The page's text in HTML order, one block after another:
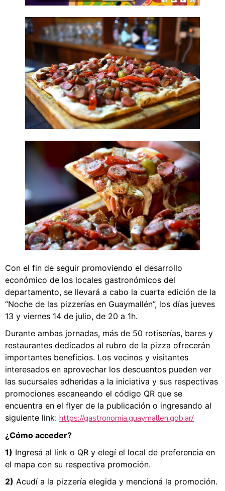
Con el fin de seguir promoviendo el desarrollo
económico de los locales gastronómicos del
departamento, se llevará a cabo la cuarta edición de la
“Noche de las pizzerías en Guaymallén”, los días jueves
13 y viernes 14 de julio, de 20 a 1h.
Durante ambas jornadas, más de 50 rotiserías, bares y
restaurantes dedicados al rubro de la pizza ofrecerán
importantes beneficios. Los vecinos y visitantes
interesados en aprovechar los descuentos pueden ver
las sucursales adheridas a la iniciativa y sus respectivas
promociones escaneando el código QR que se
encuentra en el flyer de la publicación o ingresando al
siguiente link: https://gastronomia.guaymallen.gob.ar/
¿Cómo acceder?
1) Ingresá al link o QR y elegí el local de preferencia en
el mapa con su respectiva promoción.
2) Acudí a la pizzería elegida y mencioná la promoción.